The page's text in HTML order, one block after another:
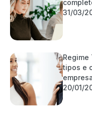
31/03/
tipos e
20/01/